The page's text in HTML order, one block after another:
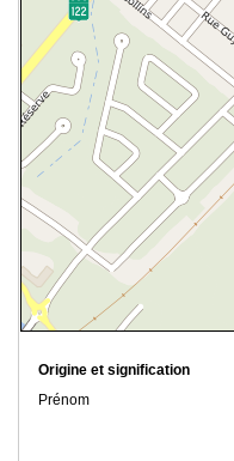
Origine et signification
Prénom